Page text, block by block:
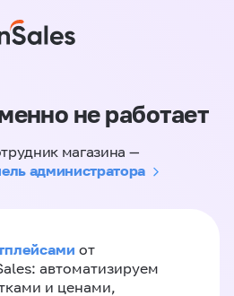
не работает
магазина —
администратора
от
автоматизируем
и ценами,